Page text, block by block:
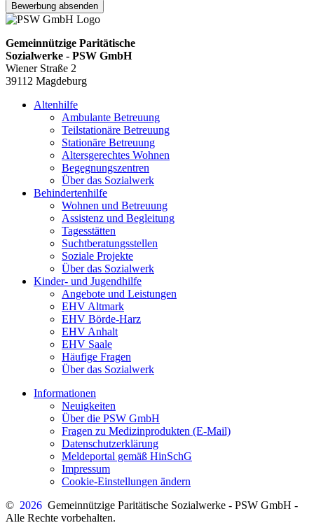
Bewerbung absenden
Gemeinnützige Paritätische
Sozialwerke - PSW GmbH
Wiener Straße 2
39112 Magdeburg
Altenhilfe
Ambulante Betreuung
Teilstationäre Betreuung
Stationäre Betreuung
Altersgerechtes Wohnen
Begegnungszentren
Über das Sozialwerk
Behindertenhilfe
Wohnen und Betreuung
Assistenz und Begleitung
Tagesstätten
Suchtberatungsstellen
Soziale Projekte
Über das Sozialwerk
Kinder- und Jugendhilfe
Angebote und Leistungen
EHV Altmark
EHV Börde-Harz
EHV Anhalt
EHV Saale
Häufige Fragen
Über das Sozialwerk
Informationen
Neuigkeiten
Über die PSW GmbH
Fragen zu Medizinprodukten (E-Mail)
Datenschutzerklärung
Meldeportal gemäß HinSchG
Impressum
Cookie-Einstellungen ändern
© 2026 Gemeinnützige Paritätische Sozialwerke - PSW GmbH -
Alle Rechte vorbehalten.